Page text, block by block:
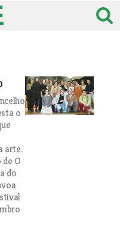
o
arte.
O
do